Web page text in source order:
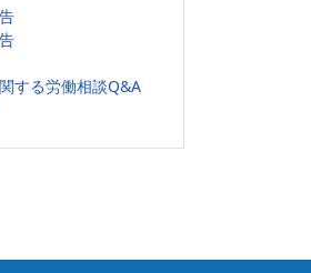
する労働相談Q&A